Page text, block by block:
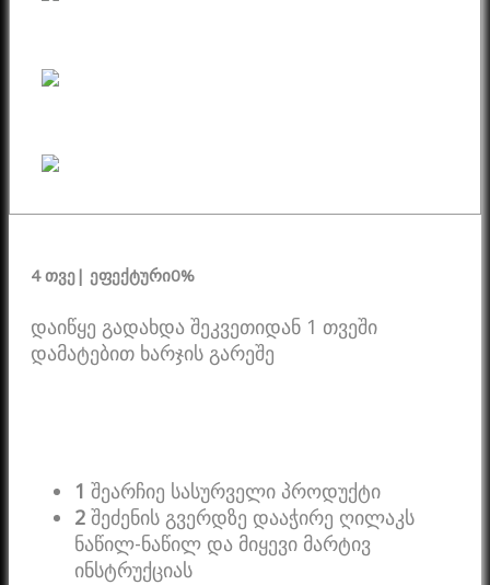
4 თვე| ეფექტური0%
დაიწყე გადახდა შეკვეთიდან 1 თვეში
დამატებით ხარჯის გარეშე
1 შეარჩიე სასურველი პროდუქტი
2 შეძენის გვერდზე დააჭირე ღილაკს
ნაწილ-ნაწილ და მიყევი მარტივ
ინსტრუქციას